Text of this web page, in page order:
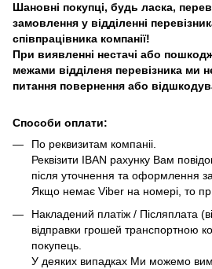
Шановні покупці, будь ласка,
замовлення у відділенні
співпрацівника компанії!
При виявленні нестачі або
межами відділеня перевізника ми
питання повернення або
Способи оплати:
По реквизитам компаніі.
Реквізити IBAN рахунку Вам
після уточнення та оформлення
Якщо немає Viber на номері, то
Накладений платіж / Післяплата
відправки грошей транспортною
покупець.
У деяких випадках Ми можемо